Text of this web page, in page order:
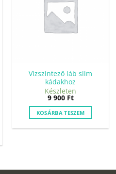
Vízszintező láb slim
kádakhoz
Készleten
9 900 Ft
KOSÁRBA TESZEM